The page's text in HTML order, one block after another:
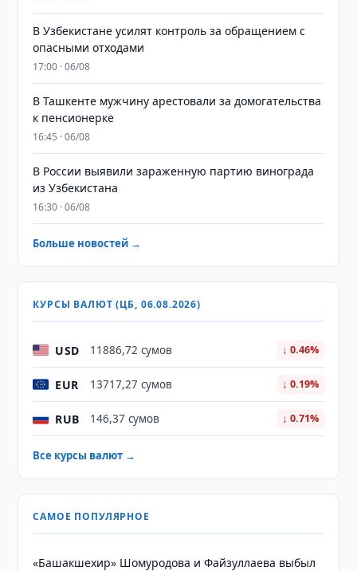
В Узбекистане усилят контроль за обращением с
опасными отходами
17:00 · 06/08
В Ташкенте мужчину арестовали за домогательства
к пенсионерке
16:45 · 06/08
В России выявили зараженную партию винограда
из Узбекистана
16:30 · 06/08
Больше новостей →
КУРСЫ ВАЛЮТ (ЦБ, 06.08.2026)
USD 11886,72 сумов ↓ 0.46%
EUR 13717,27 сумов ↓ 0.19%
RUB 146,37 сумов ↓ 0.71%
Все курсы валют →
САМОЕ ПОПУЛЯРНОЕ
«Башакшехир» Шомуродова и Файзуллаева выбыл